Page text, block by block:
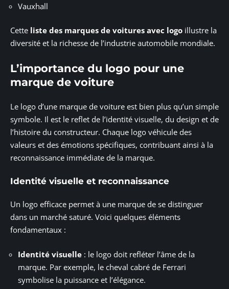
Vauxhall
Cette liste des marques de voitures avec logo illustre la
diversité et la richesse de l’industrie automobile mondiale.
L’importance du logo pour une
marque de voiture
Le logo d’une marque de voiture est bien plus qu’un simple
symbole. Il est le reflet de l’identité visuelle, du design et de
l’histoire du constructeur. Chaque logo véhicule des
valeurs et des émotions spécifiques, contribuant ainsi à la
reconnaissance immédiate de la marque.
Identité visuelle et reconnaissance
Un logo efficace permet à une marque de se distinguer
dans un marché saturé. Voici quelques éléments
fondamentaux :
Identité visuelle : le logo doit refléter l’âme de la
marque. Par exemple, le cheval cabré de Ferrari
symbolise la puissance et l’élégance.